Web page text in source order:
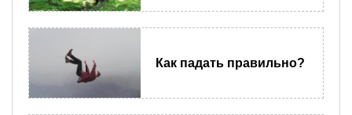
Как падать правильно?